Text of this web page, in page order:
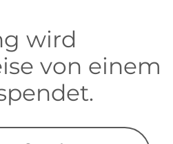
wird
von einem